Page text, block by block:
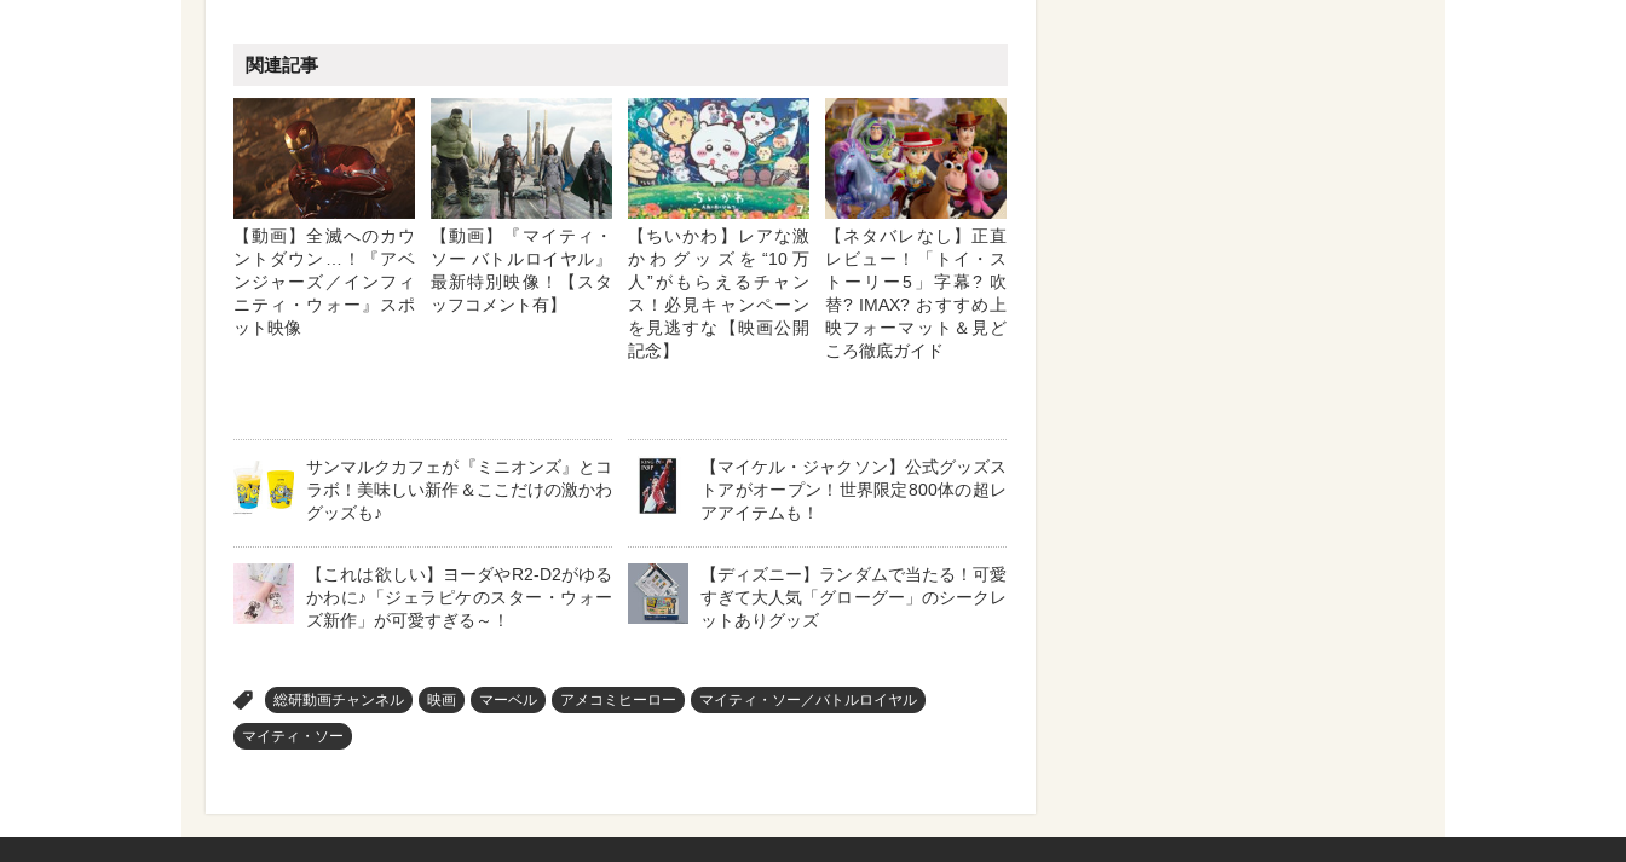
関連記事
【動画】全滅へのカウ
ントダウン…！『アベ
ンジャーズ／インフィ
ニティ・ウォー』スポ
ット映像
【動画】『マイティ・
ソー バトルロイヤル』
最新特別映像！【スタ
ッフコメント有】
【ちいかわ】レアな激
かわグッズを“10万
人”がもらえるチャン
ス！必見キャンペーン
を見逃すな【映画公開
記念】
【ネタバレなし】正直
レビュー！「トイ・ス
トーリー5」字幕? 吹
替? IMAX? おすすめ上
映フォーマット＆見ど
ころ徹底ガイド
サンマルクカフェが『ミニオンズ』とコ
ラボ！美味しい新作＆ここだけの激かわ
グッズも♪
【マイケル・ジャクソン】公式グッズス
トアがオープン！世界限定800体の超レ
アアイテムも！
【これは欲しい】ヨーダやR2-D2がゆる
かわに♪「ジェラピケのスター・ウォー
ズ新作」が可愛すぎる～！
【ディズニー】ランダムで当たる！可愛
すぎて大人気「グローグー」のシークレ
ットありグッズ
総研動画チャンネル 映画 マーベル アメコミヒーロー マイティ・ソー／バトルロイヤル
マイティ・ソー